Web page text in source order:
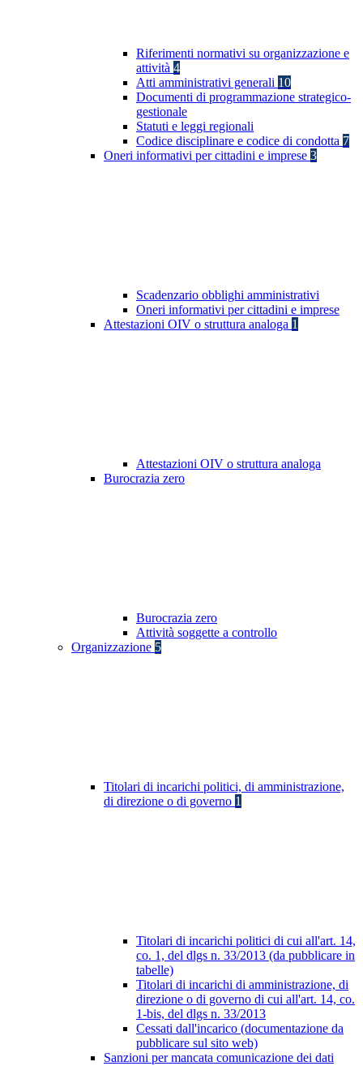
Riferimenti normativi su organizzazione e
attività 4
Atti amministrativi generali 10
Documenti di programmazione strategico-
gestionale
Statuti e leggi regionali
Codice disciplinare e codice di condotta 7
Oneri informativi per cittadini e imprese 3
Scadenzario obblighi amministrativi
Oneri informativi per cittadini e imprese
Attestazioni OIV o struttura analoga 1
Attestazioni OIV o struttura analoga
Burocrazia zero
Burocrazia zero
Attività soggette a controllo
Organizzazione 5
Titolari di incarichi politici, di amministrazione,
di direzione o di governo 1
Titolari di incarichi politici di cui all'art. 14,
co. 1, del dlgs n. 33/2013 (da pubblicare in
tabelle)
Titolari di incarichi di amministrazione, di
direzione o di governo di cui all'art. 14, co.
1-bis, del dlgs n. 33/2013
Cessati dall'incarico (documentazione da
pubblicare sul sito web)
Sanzioni per mancata comunicazione dei dati